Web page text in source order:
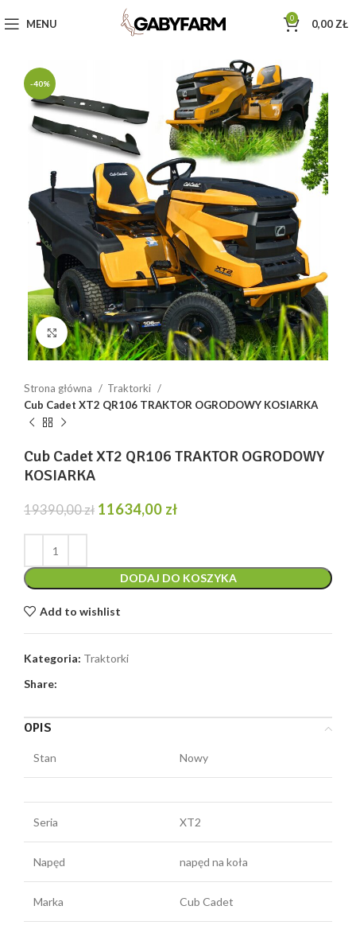
MENU 0 0,00 ZŁ
-40%
Click to enlarge
Strona główna
Traktorki
Cub Cadet XT2 QR106 TRAKTOR OGRODOWY KOSIARKA
Cub Cadet XT2 QR106 TRAKTOR OGRODOWY
KOSIARKA
19390,00zł Pierwotna
11634,00 złAktualna
DODAJ DO KOSZYKA
Add to wishlist
Kategoria: Traktorki
Share:
OPIS
Stan Nowy
Seria XT2
Napęd napęd na koła
Marka Cub Cadet